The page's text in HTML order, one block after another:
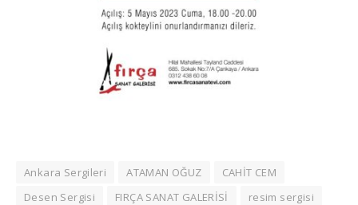
Ankara Sergileri ATAMAN OĞUZ
CAHİT CEM
Desen Sergisi
FIRÇA SANAT GALERİSİ resim sergisi